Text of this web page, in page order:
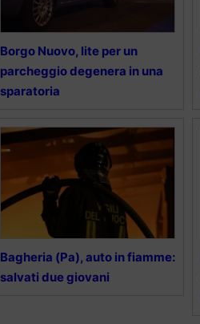
Borgo Nuovo, lite per un
parcheggio degenera in una
sparatoria
Bagheria (Pa), auto in fiamme:
salvati due giovani